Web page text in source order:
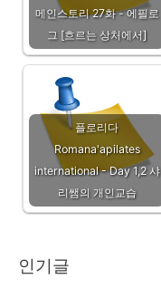
메인스토리 27화 - 에필로
그 [흐르는 상처에서]
플로리다
Romana'apilates
international - Day 1,2 샤
리쌤의 개인교습
인기글